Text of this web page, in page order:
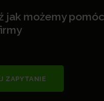
jak możemy
ZAPYTANIE